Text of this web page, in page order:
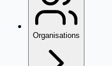
Organisations